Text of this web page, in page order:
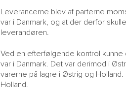
Leverancerne blev af parterne
var i Danmark, og at der derfor
leverandøren.
Ved en efterfølgende kontrol
var i Danmark. Det var derimod i
varerne på lagre i Østrig og
Holland.